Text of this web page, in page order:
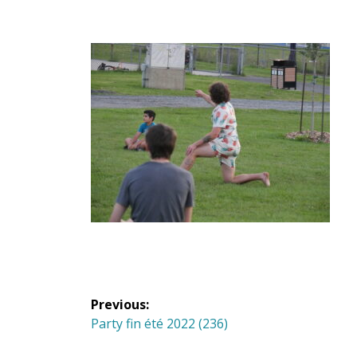
Navigation
de
Previous:
Previous
Party fin été 2022 (236)